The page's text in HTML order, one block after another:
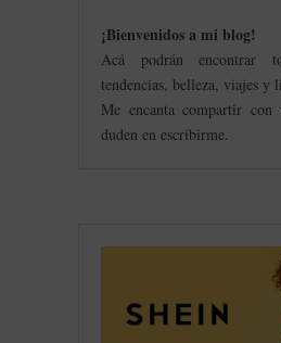
¡Bienvenidos a mi blog!
Acá podrán encontrar
tendencias, belleza, viajes y
Me encanta compartir con
duden en escribirme.